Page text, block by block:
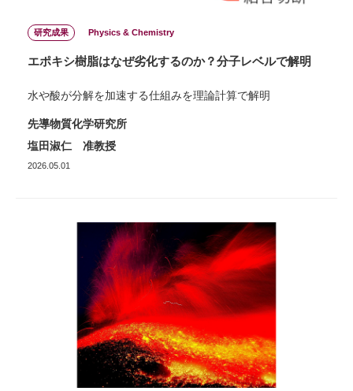
研究成果 Physics & Chemistry
エポキシ樹脂はなぜ劣化するのか？分子レベルで解明
水や酸が分解を加速する仕組みを理論計算で解明
先導物質化学研究所
塩田淑仁 准教授
2026.05.01